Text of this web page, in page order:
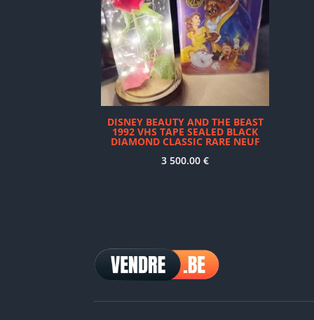
DISNEY BEAUTY AND THE BEAST
1992 VHS TAPE SEALED BLACK
DIAMOND CLASSIC RARE NEUF
3 500.00€